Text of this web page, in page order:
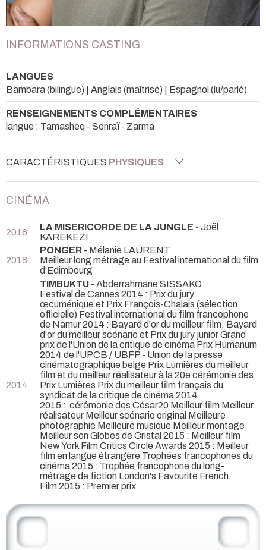
INFORMATIONS CASTING
LANGUES
Bambara (bilingue) | Anglais (maîtrisé) | Espagnol (lu/parlé)
RENSEIGNEMENTS COMPLÉMENTAIRES
langue : Tamasheq - Sonraï - Zarma
CARACTÉRISTIQUES PHYSIQUES
CINÉMA
2018 LA MISERICORDE DE LA JUNGLE - Joël
KAREKEZI
2018
PONGER - Mélanie LAURENT
Meilleur long métrage au Festival international du film
d'Edimbourg
2014
TIMBUKTU - Abderrahmane SISSAKO
Festival de Cannes 2014 : Prix du jury
œcuménique et Prix François-Chalais (sélection
officielle) Festival international du film francophone
de Namur 2014 : Bayard d'or du meilleur film, Bayard
d'or du meilleur scénario et Prix du jury junior Grand
prix de l'Union de la critique de cinéma Prix Humanum
2014 de l'UPCB / UBFP - Union de la presse
cinématographique belge Prix Lumières du meilleur
film et du meilleur réalisateur à la 20e cérémonie des
Prix Lumières Prix du meilleur film français du
syndicat de la critique de cinéma 2014
2015 : cérémonie des César20 Meilleur film Meilleur
réalisateur Meilleur scénario original Meilleure
photographie Meilleure musique Meilleur montage
Meilleur son Globes de Cristal 2015 : Meilleur film
New York Film Critics Circle Awards 2015 : Meilleur
film en langue étrangère Trophées francophones du
cinéma 2015 : Trophée francophone du long-
métrage de fiction London's Favourite French
Film 2015 : Premier prix